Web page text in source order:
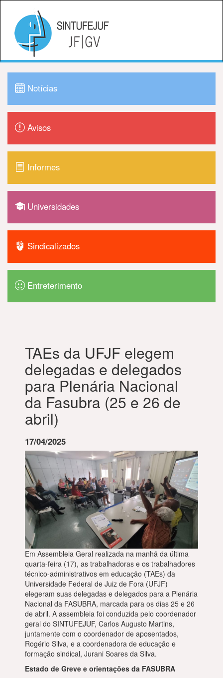
Notícias
Avisos
Informes
Universidades
Sindicalizados
Entreterimento
TAEs da UFJF elegem
delegadas e delegados
para Plenária Nacional
da Fasubra (25 e 26 de
abril)
17/04/2025
Em Assembleia Geral realizada na manhã da última
quarta-feira (17), as trabalhadoras e os trabalhadores
técnico-administrativos em educação (TAEs) da
Universidade Federal de Juiz de Fora (UFJF)
elegeram suas delegadas e delegados para a Plenária
Nacional da FASUBRA, marcada para os dias 25 e 26
de abril. A assembleia foi conduzida pelo coordenador
geral do SINTUFEJUF, Carlos Augusto Martins,
juntamente com o coordenador de aposentados,
Rogério Silva, e a coordenadora de educação e
formação sindical, Jurani Soares da Silva.
Estado de Greve e orientações da FASUBRA